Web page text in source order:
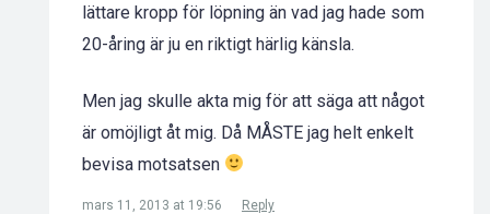
lättare kropp för löpning än vad jag hade som
20-åring är ju en riktigt härlig känsla.
Men jag skulle akta mig för att säga att något
är omöjligt åt mig. Då MÅSTE jag helt enkelt
bevisa motsatsen
mars 11, 2013 at 19:56 Reply